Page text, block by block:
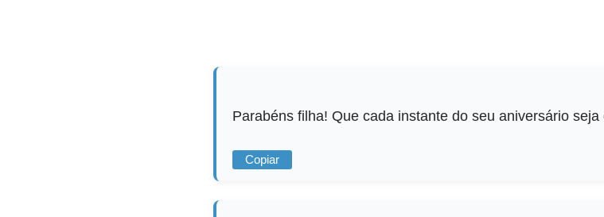
Parabéns filha! Que cada instante do seu aniversário
Copiar